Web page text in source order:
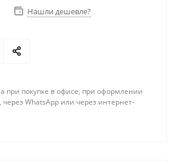
Нашли дешевле?
при покупке в офисе, при оформлении
через WhatsApp или через интернет-